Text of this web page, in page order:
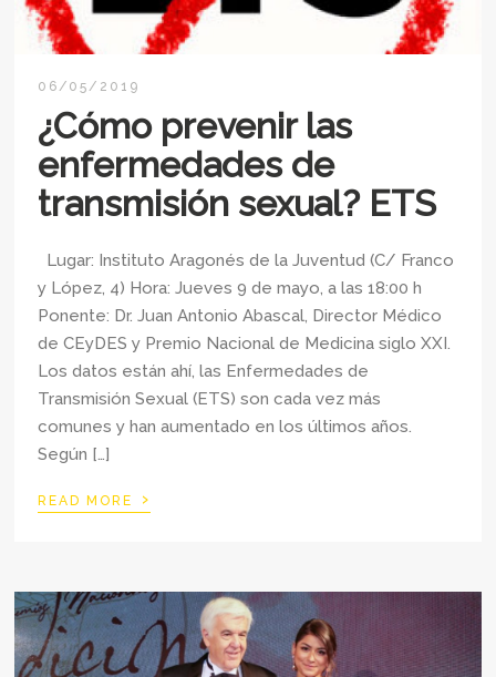
06/05/2019
¿Cómo prevenir las
enfermedades de
transmisión sexual? ETS
Lugar: Instituto Aragonés de la Juventud (C/ Franco
y López, 4) Hora: Jueves 9 de mayo, a las 18:00 h
Ponente: Dr. Juan Antonio Abascal, Director Médico
de CEyDES y Premio Nacional de Medicina siglo XXI.
Los datos están ahí, las Enfermedades de
Transmisión Sexual (ETS) son cada vez más
comunes y han aumentado en los últimos años.
Según […]
READ MORE ›